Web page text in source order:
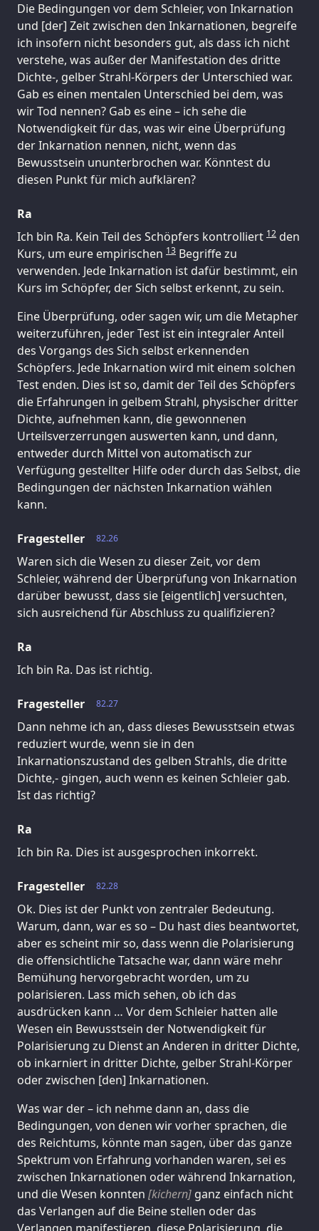
Die Bedingungen vor dem Schleier, von Inkarnation
und [der] Zeit zwischen den Inkarnationen, begreife
ich insofern nicht besonders gut, als dass ich nicht
verstehe, was außer der Manifestation des dritte
Dichte-, gelber Strahl-Körpers der Unterschied war.
Gab es einen mentalen Unterschied bei dem, was
wir Tod nennen? Gab es eine – ich sehe die
Notwendigkeit für das, was wir eine Überprüfung
der Inkarnation nennen, nicht, wenn das
Bewusstsein ununterbrochen war. Könntest du
diesen Punkt für mich aufklären?
Ra
Ich bin Ra. Kein Teil des Schöpfers kontrolliert 12 den
Kurs, um eure empirischen 13 Begriffe zu
verwenden. Jede Inkarnation ist dafür bestimmt, ein
Kurs im Schöpfer, der Sich selbst erkennt, zu sein.
Eine Überprüfung, oder sagen wir, um die Metapher
weiterzuführen, jeder Test ist ein integraler Anteil
des Vorgangs des Sich selbst erkennenden
Schöpfers. Jede Inkarnation wird mit einem solchen
Test enden. Dies ist so, damit der Teil des Schöpfers
die Erfahrungen in gelbem Strahl, physischer dritter
Dichte, aufnehmen kann, die gewonnenen
Urteilsverzerrungen auswerten kann, und dann,
entweder durch Mittel von automatisch zur
Verfügung gestellter Hilfe oder durch das Selbst, die
Bedingungen der nächsten Inkarnation wählen
kann.
82.26
Fragesteller
Waren sich die Wesen zu dieser Zeit, vor dem
Schleier, während der Überprüfung von Inkarnation
darüber bewusst, dass sie [eigentlich] versuchten,
sich ausreichend für Abschluss zu qualifizieren?
Ra
Ich bin Ra. Das ist richtig.
82.27
Fragesteller
Dann nehme ich an, dass dieses Bewusstsein etwas
reduziert wurde, wenn sie in den
Inkarnationszustand des gelben Strahls, die dritte
Dichte,- gingen, auch wenn es keinen Schleier gab.
Ist das richtig?
Ra
Ich bin Ra. Dies ist ausgesprochen inkorrekt.
82.28
Fragesteller
Ok. Dies ist der Punkt von zentraler Bedeutung.
Warum, dann, war es so – Du hast dies beantwortet,
aber es scheint mir so, dass wenn die Polarisierung
die offensichtliche Tatsache war, dann wäre mehr
Bemühung hervorgebracht worden, um zu
polarisieren. Lass mich sehen, ob ich das
ausdrücken kann … Vor dem Schleier hatten alle
Wesen ein Bewusstsein der Notwendigkeit für
Polarisierung zu Dienst an Anderen in dritter Dichte,
ob inkarniert in dritter Dichte, gelber Strahl-Körper
oder zwischen [den] Inkarnationen.
Was war der – ich nehme dann an, dass die
Bedingungen, von denen wir vorher sprachen, die
des Reichtums, könnte man sagen, über das ganze
Spektrum von Erfahrung vorhanden waren, sei es
zwischen Inkarnationen oder während Inkarnation,
und die Wesen konnten [kichern] ganz einfach nicht
das Verlangen auf die Beine stellen oder das